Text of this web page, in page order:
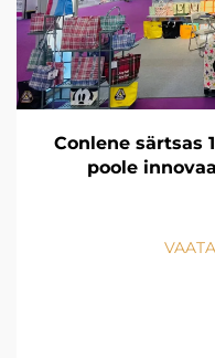
Conlene särtsas
poole